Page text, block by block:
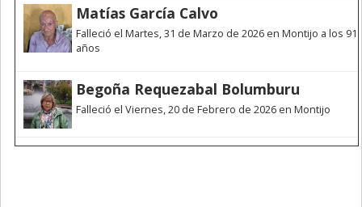
Matías García Calvo
Falleció el Martes, 31 de Marzo de 2026 en Montijo a los 91
años
Begoña Requezabal Bolumburu
Falleció el Viernes, 20 de Febrero de 2026 en Montijo